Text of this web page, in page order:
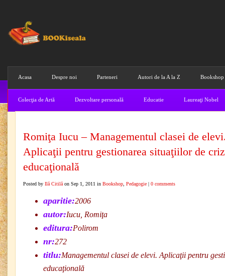
Acasa Despre noi Parteneri Autori de la A la Z Bookshop
Colecţia de Artă Dezvoltare personală Educatie Laureaţi Nobel
Romiţa Iucu – Managementul clasei de
Aplicaţii pentru gestionarea situaţiilor de
educaţională
Posted by Ilă Citilă on Sep 1, 2011 in Bookshop Pedagogie | 0 comments
aparitie:2006
autor:Iucu, Romiţa
editura:Polirom
nr:272
titlu:Managementul clasei de elevi. Aplicaţii pentru
educaţională